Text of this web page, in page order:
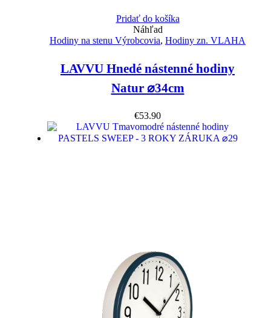
Pridať do košíka
Náhľad
Hodiny na stenu Výrobcovia, Hodiny zn. VLAHA
LAVVU Hnedé nástenné hodiny
Natur ⌀34cm
€53.90